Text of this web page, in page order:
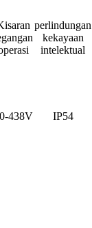
perlindungan
kekayaan
intelektual
438V IP54